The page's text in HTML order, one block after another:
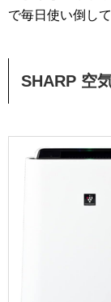
で毎日使い倒して
SHARP 空